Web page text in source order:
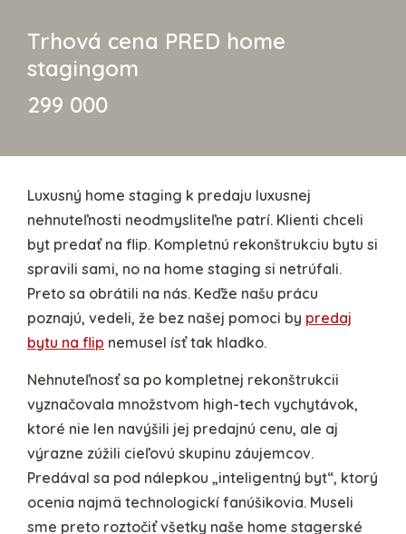
Trhová cena PRED home
stagingom
299 000
Luxusný home staging k predaju luxusnej
nehnuteľnosti neodmysliteľne patrí. Klienti chceli
byt predať na flip. Kompletnú rekonštrukciu bytu si
spravili sami, no na home staging si netrúfali.
Preto sa obrátili na nás. Keďže našu prácu
poznajú, vedeli, že bez našej pomoci by predaj
bytu na flip nemusel ísť tak hladko.
Nehnuteľnosť sa po kompletnej rekonštrukcii
vyznačovala množstvom high-tech vychytávok,
ktoré nie len navýšili jej predajnú cenu, ale aj
výrazne zúžili cieľovú skupinu záujemcov.
Predával sa pod nálepkou „inteligentný byt“, ktorý
ocenia najmä technologickí fanúšikovia. Museli
sme preto roztočiť všetky naše home stagerské